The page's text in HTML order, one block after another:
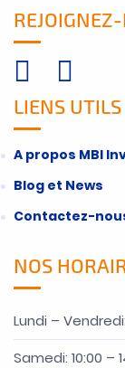
LIENS UTILS
A propos MBI
Blog et News
Contactez-
NOS
Lundi –
Samedi: 10:00 –